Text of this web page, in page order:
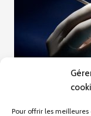
Pour offrir les